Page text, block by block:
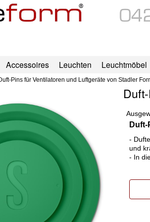
Accessoires Leuchten Leuchtmöbel
Duft-Pins für Ventilatoren und Luftgeräte von Stadler
-
und
- In